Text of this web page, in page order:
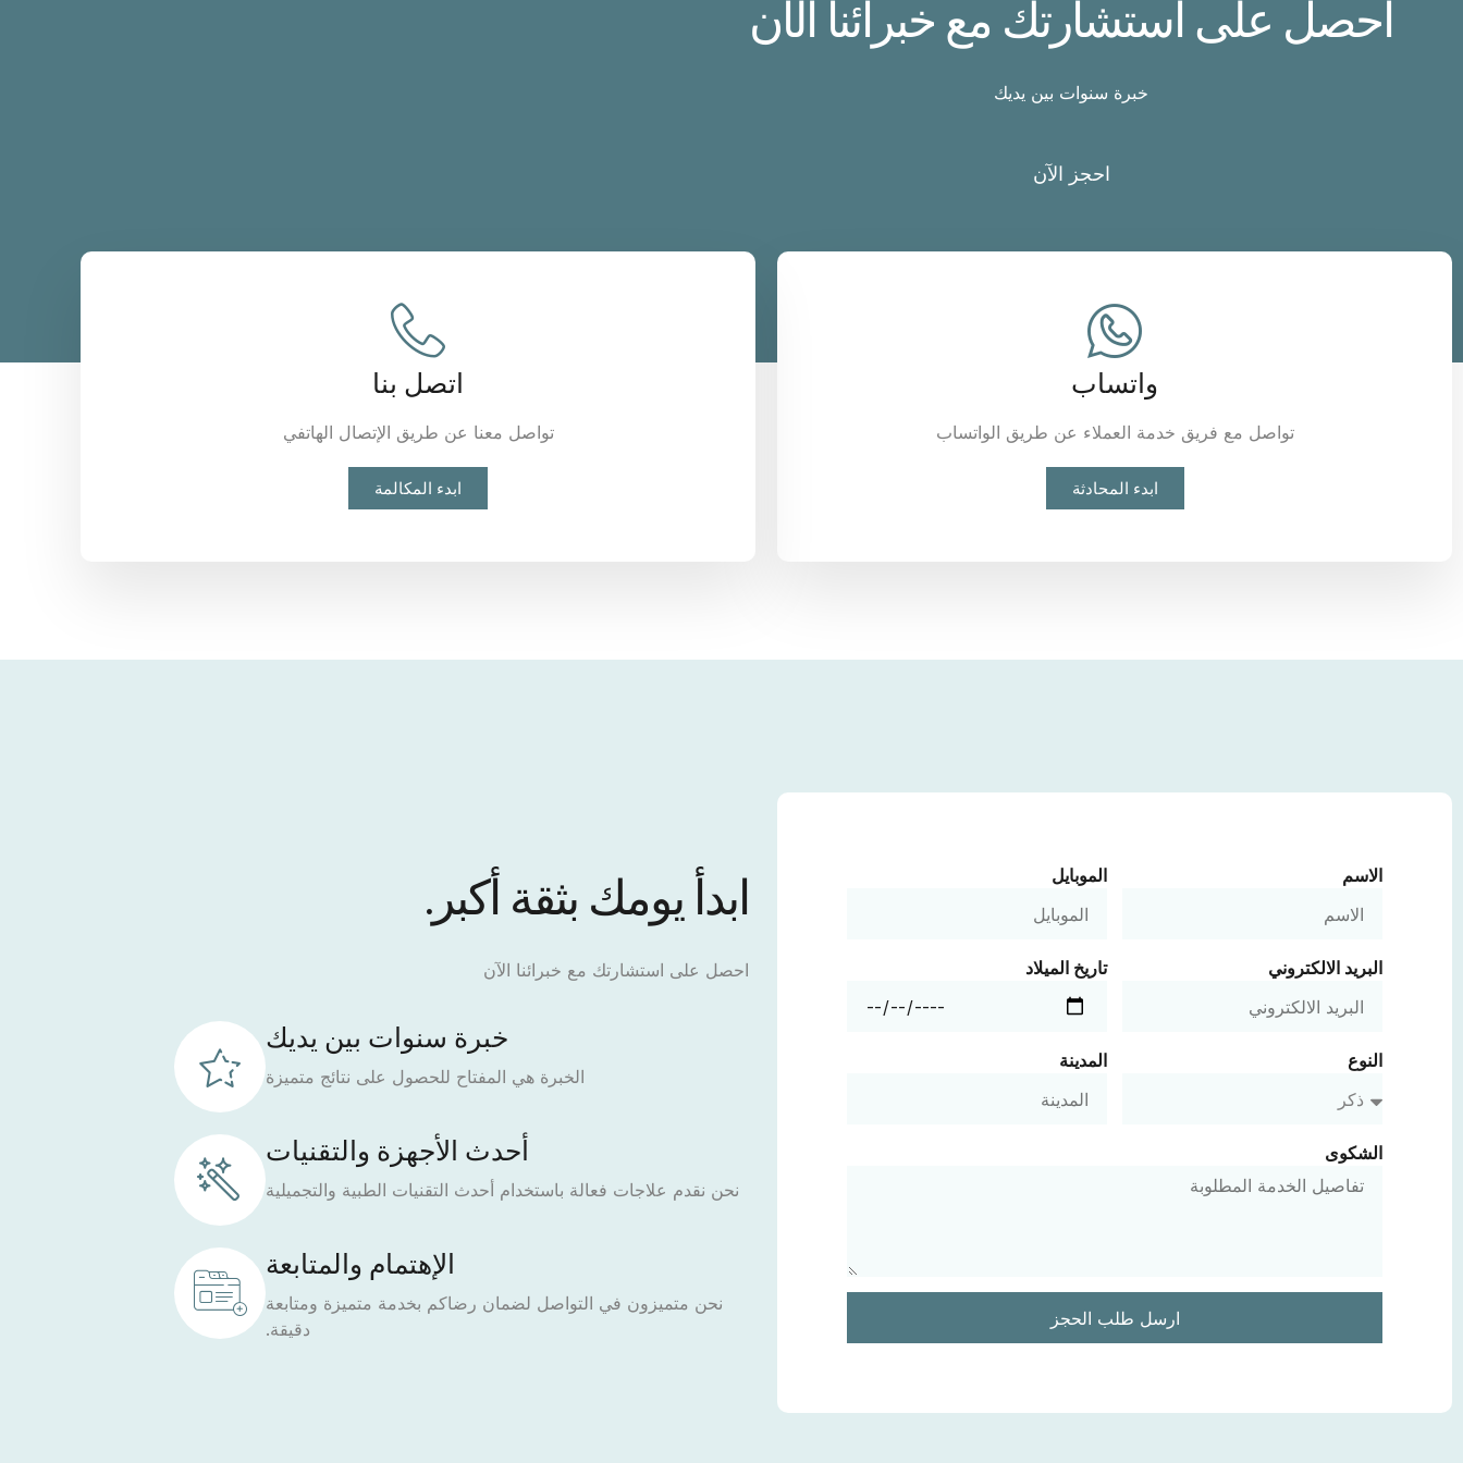
احصل على استشارتك مع خبرائنا الآن
خبرة سنوات بين يديك
احجز الآن
واتساب
تواصل مع فريق خدمة العملاء عن طريق الواتساب
ابدء المحادثة
اتصل بنا
تواصل معنا عن طريق الإتصال الهاتفي
ابدء المكالمة
الاسم الموبايل
البريد الالكتروني تاريخ الميلاد
النوع المدينة
الشكوى
ارسل طلب الحجز
ابدأ يومك بثقة أكبر.
احصل على استشارتك مع خبرائنا الآن
خبرة سنوات بين يديك
الخبرة هي المفتاح للحصول على نتائج متميزة
أحدث الأجهزة والتقنيات
نحن نقدم علاجات فعالة باستخدام أحدث التقنيات الطبية والتجميلية
الإهتمام والمتابعة
نحن متميزون في التواصل لضمان رضاكم بخدمة متميزة ومتابعة
دقيقة.